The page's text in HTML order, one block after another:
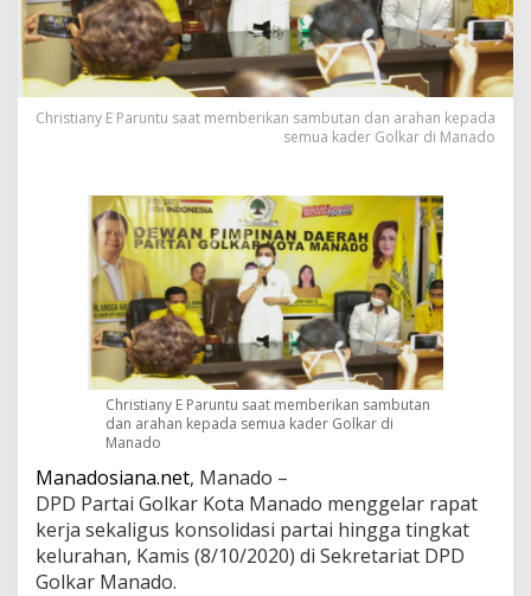
r
s
a
t
u
R
t
K
e
m
e
n
a
n
g
a
n
d
P
l
k
a
Christiany E Paruntu saat memberikan sambutan dan arahan kepada
semua kader Golkar di Manado
Christiany E Paruntu saat memberikan sambutan
dan arahan kepada semua kader Golkar di
Manado
Manadosiana.net, Manado –
DPD Partai Golkar Kota Manado menggelar rapat
kerja sekaligus konsolidasi partai hingga tingkat
kelurahan, Kamis (8/10/2020) di Sekretariat DPD
Golkar Manado.